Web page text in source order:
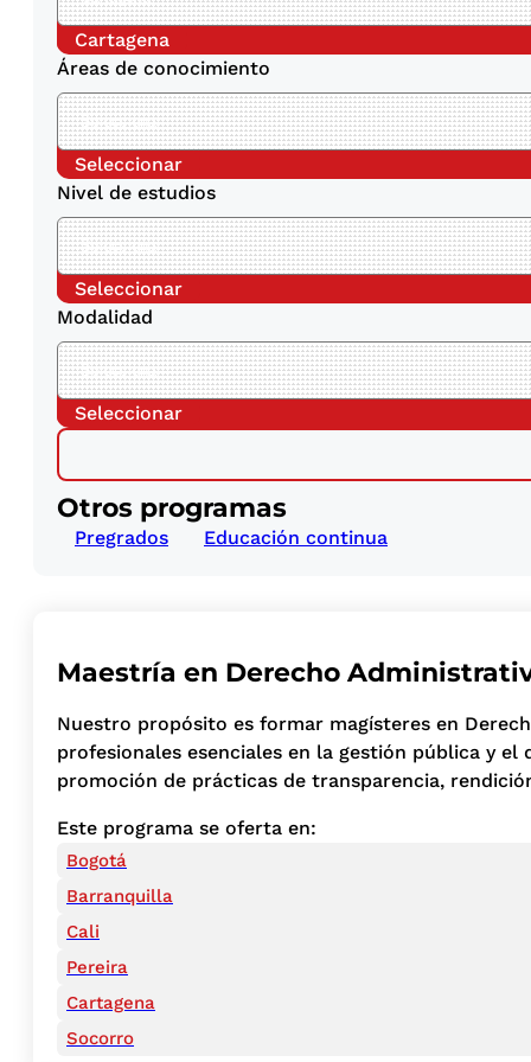
Cartagena
Áreas de conocimiento
Seleccionar
Nivel de estudios
Seleccionar
Modalidad
Seleccionar
Otros programas
Pregrados Educación continua
Maestría en Derecho
Nuestro propósito es formar magísteres en
profesionales esenciales en la gestión pública y
promoción de prácticas de transparencia,
Este programa se oferta en:
Bogotá
Barranquilla
Cali
Pereira
Cartagena
Socorro